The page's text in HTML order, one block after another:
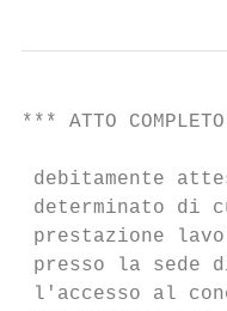
*** ATTO
debitamente
determinato di
prestazione
presso la sede
l'accesso al